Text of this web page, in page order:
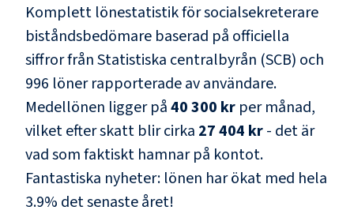
Komplett lönestatistik försocialsekreterare
biståndsbedömare baserad på officiella
siffror från Statistiska centralbyrån (SCB) och
996 löner rapporterade av användare.
Medellönen ligger på40 300 kr per månad,
vilket efter skatt blir cirka 27 404 kr- det är
vad som faktiskt hamnar på kontot.
Fantastiska nyheter: lönen har ökat med hela
3.9% det senaste året!